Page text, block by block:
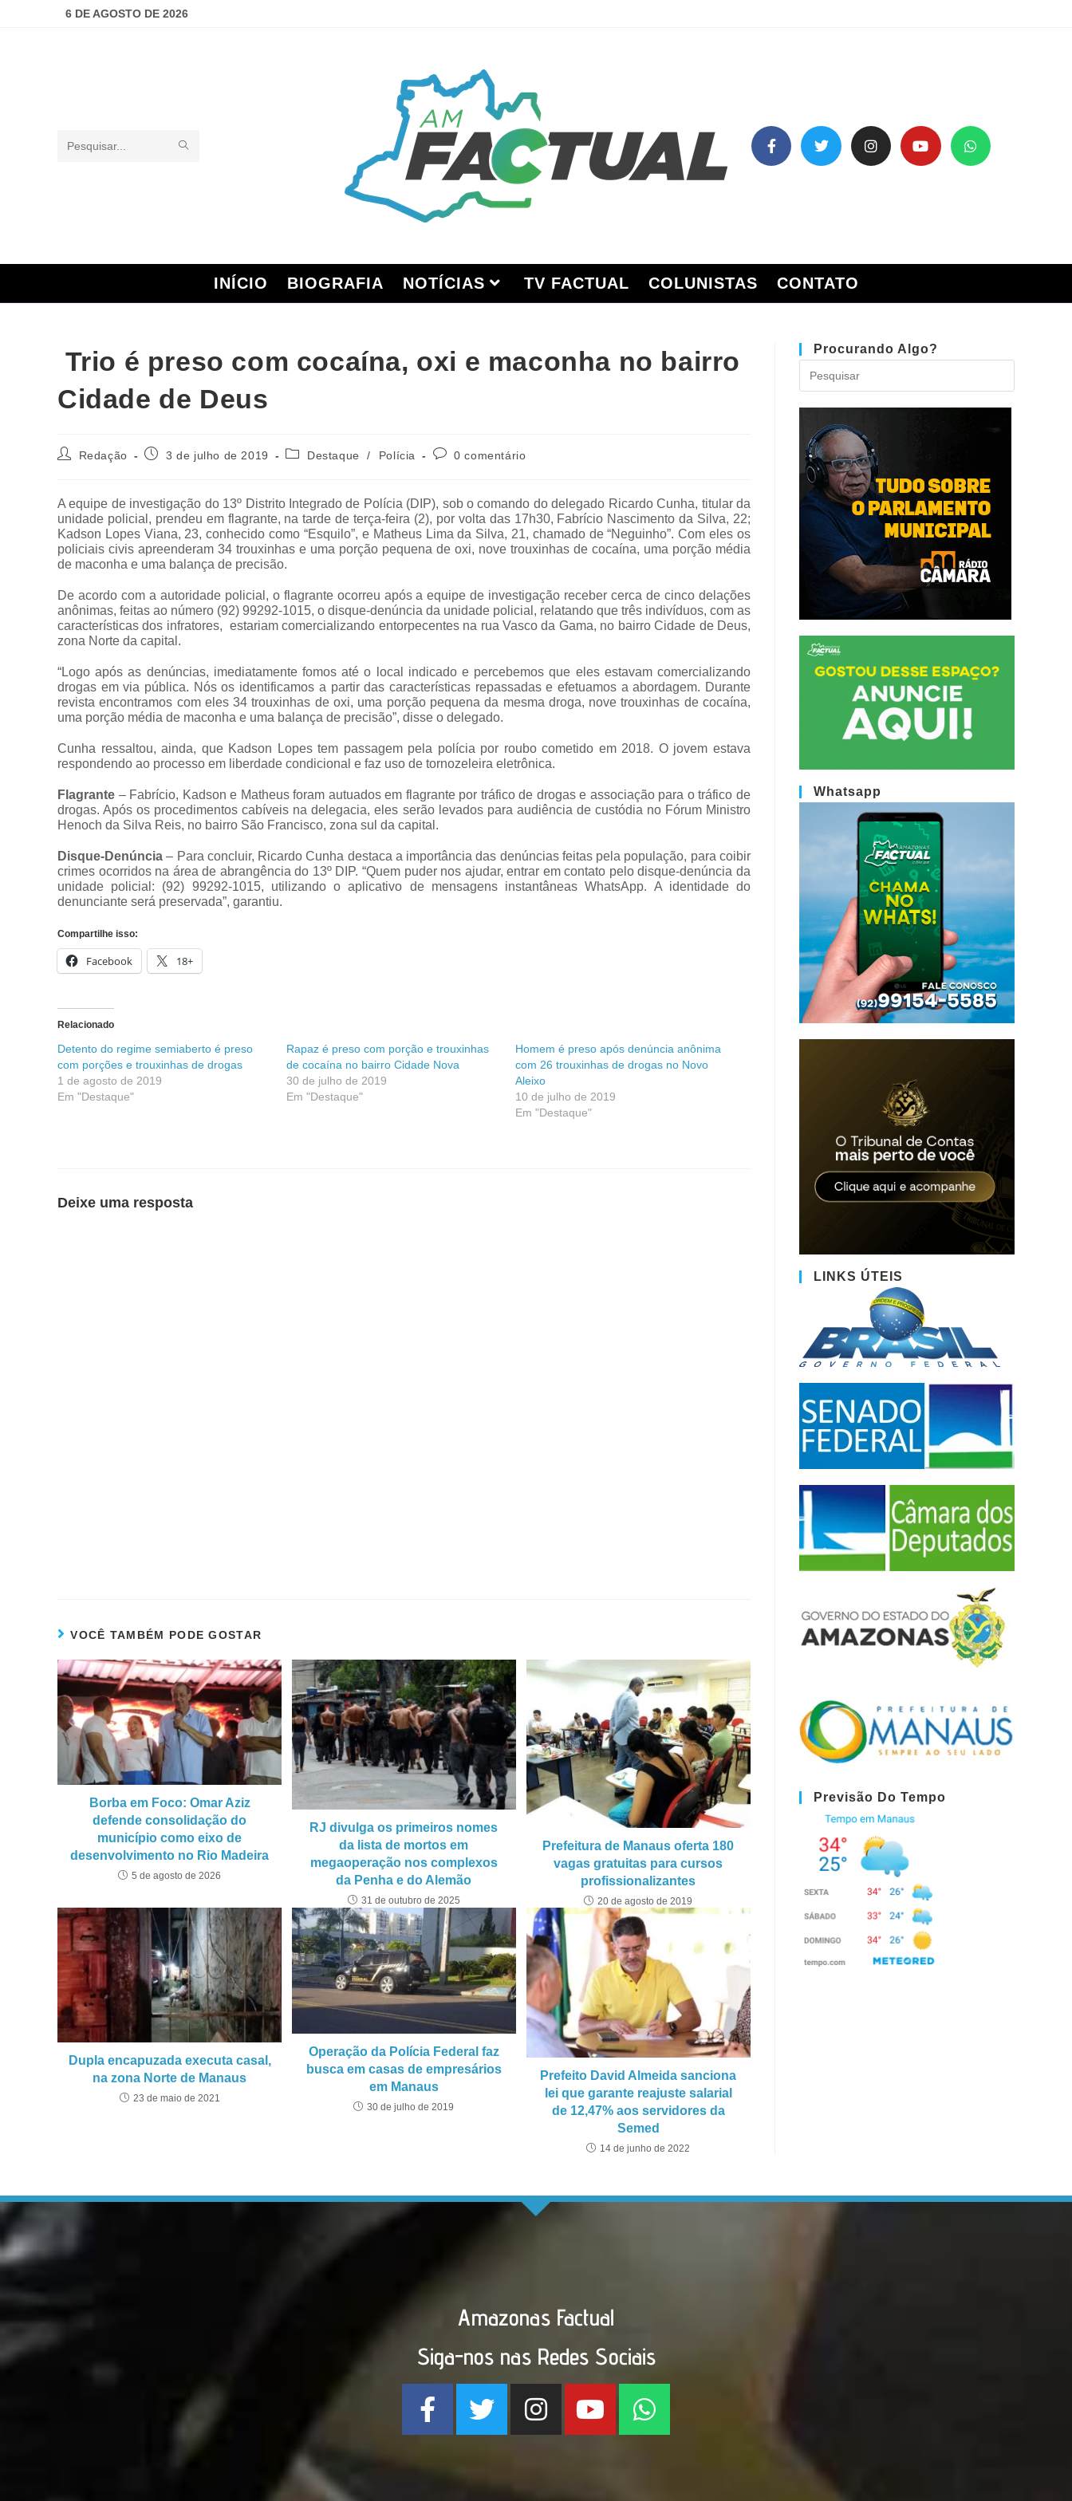
6 DE AGOSTO DE 2026
Pesquisar
INÍCIO BIOGRAFIA NOTÍCIAS TV FACTUAL COLUNISTAS CONTATO
Trio é preso com cocaína, oxi e maconha no bairro
Cidade de Deus
Redação 3 de julho de 2019 Destaque / Polícia 0 comentário
A equipe de investigação do 13º Distrito Integrado de Polícia (DIP), sob o comando do delegado Ricardo Cunha, titular da
unidade policial, prendeu em flagrante, na tarde de terça-feira (2), por volta das 17h30, Fabrício Nascimento da Silva, 22;
Kadson Lopes Viana, 23, conhecido como “Esquilo”, e Matheus Lima da Silva, 21, chamado de “Neguinho”. Com eles os
policiais civis apreenderam 34 trouxinhas e uma porção pequena de oxi, nove trouxinhas de cocaína, uma porção média
de maconha e uma balança de precisão.
De acordo com a autoridade policial, o flagrante ocorreu após a equipe de investigação receber cerca de cinco delações
anônimas, feitas ao número (92) 99292-1015, o disque-denúncia da unidade policial, relatando que três indivíduos, com as
características dos infratores, estariam comercializando entorpecentes na rua Vasco da Gama, no bairro Cidade de Deus,
zona Norte da capital.
“Logo após as denúncias, imediatamente fomos até o local indicado e percebemos que eles estavam comercializando
drogas em via pública. Nós os identificamos a partir das características repassadas e efetuamos a abordagem. Durante
revista encontramos com eles 34 trouxinhas de oxi, uma porção pequena da mesma droga, nove trouxinhas de cocaína,
uma porção média de maconha e uma balança de precisão”, disse o delegado.
Cunha ressaltou, ainda, que Kadson Lopes tem passagem pela polícia por roubo cometido em 2018. O jovem estava
respondendo ao processo em liberdade condicional e faz uso de tornozeleira eletrônica.
Flagrante – Fabrício, Kadson e Matheus foram autuados em flagrante por tráfico de drogas e associação para o tráfico de
drogas. Após os procedimentos cabíveis na delegacia, eles serão levados para audiência de custódia no Fórum Ministro
Henoch da Silva Reis, no bairro São Francisco, zona sul da capital.
Disque-Denúncia – Para concluir, Ricardo Cunha destaca a importância das denúncias feitas pela população, para coibir
crimes ocorridos na área de abrangência do 13º DIP. “Quem puder nos ajudar, entrar em contato pelo disque-denúncia da
unidade policial: (92) 99292-1015, utilizando o aplicativo de mensagens instantâneas WhatsApp. A identidade do
denunciante será preservada”, garantiu.
Compartilhe isso:
Facebook 18+
Relacionado
Detento do regime semiaberto é preso
com porções e trouxinhas de drogas
1 de agosto de 2019
Em "Destaque"
Rapaz é preso com porção e trouxinhas
de cocaína no bairro Cidade Nova
30 de julho de 2019
Em "Destaque"
Homem é preso após denúncia anônima
com 26 trouxinhas de drogas no Novo
Aleixo
10 de julho de 2019
Em "Destaque"
Deixe uma resposta
VOCÊ TAMBÉM PODE GOSTAR
Borba em Foco: Omar Aziz
defende consolidação do
município como eixo de
desenvolvimento no Rio Madeira
5 de agosto de 2026
RJ divulga os primeiros nomes
da lista de mortos em
megaoperação nos complexos
da Penha e do Alemão
31 de outubro de 2025
Prefeitura de Manaus oferta 180
vagas gratuitas para cursos
profissionalizantes
20 de agosto de 2019
Dupla encapuzada executa casal,
na zona Norte de Manaus
23 de maio de 2021
Operação da Polícia Federal faz
busca em casas de empresários
em Manaus
30 de julho de 2019
Prefeito David Almeida sanciona
lei que garante reajuste salarial
de 12,47% aos servidores da
Semed
14 de junho de 2022
Procurando Algo?
Whatsapp
LINKS ÚTEIS
Previsão Do Tempo
Amazonas Factual
Siga-nos nas Redes Sociais